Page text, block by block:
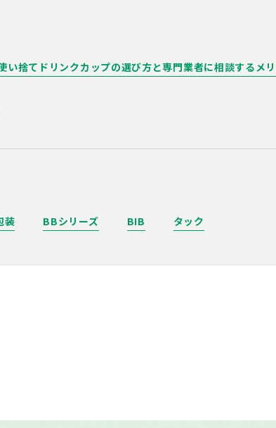
い捨てドリンクカップの選び方と専門業者に相談するメ
装 BBシリーズ BIB タック